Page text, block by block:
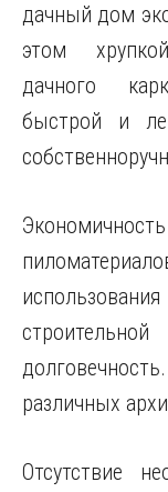
дачный дом
этом
дачного
быстрой и
различных
Отсутствие